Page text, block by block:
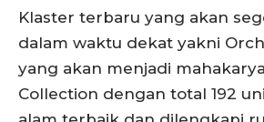
Klaster terbaru yang akan
dalam waktu dekat yakni
yang akan menjadi
Collection dengan total 192